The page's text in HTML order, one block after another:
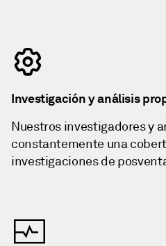
Investigación y análisis
Nuestros investigadores y
constantemente una
investigaciones de